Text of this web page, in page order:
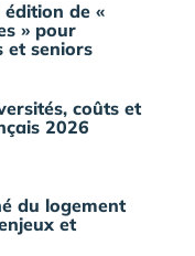
de «
» pour
et seniors
coûts et
2026
du logement
et